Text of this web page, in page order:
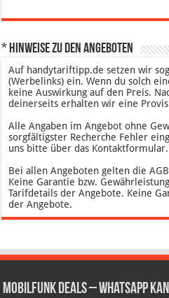
* Hinweise zu den Angeboten
Auf handytariftipp.de setzen wir
(Werbelinks) ein. Wenn du solch
keine Auswirkung auf den Preis.
deinerseits erhalten wir eine
Alle Angaben im Angebot ohne
sorgfältigster Recherche Fehler
uns bitte über das Kontaktformular.
Bei allen Angeboten gelten die
Keine Garantie bzw.
Tarifdetails der Angebote. Keine
der Angebote.
Mobilfunk Deals – WhatsApp